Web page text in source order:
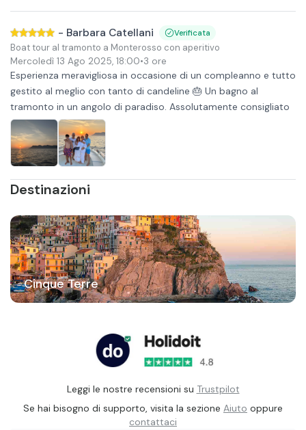
- Barbara Catellani Verificata
Boat tour al tramonto a Monterosso con aperitivo
Mercoledì 13 Ago 2025, 18:00•3 ore
Esperienza meravigliosa in occasione di un compleanno e tutto
gestito al meglio con tanto di candeline 🎂 Un bagno al
tramonto in un angolo di paradiso. Assolutamente consigliato
Destinazioni
Cinque Terre
Leggi le nostre recensioni su Trustpilot
Se hai bisogno di supporto, visita la sezione Aiuto oppure
contattaci